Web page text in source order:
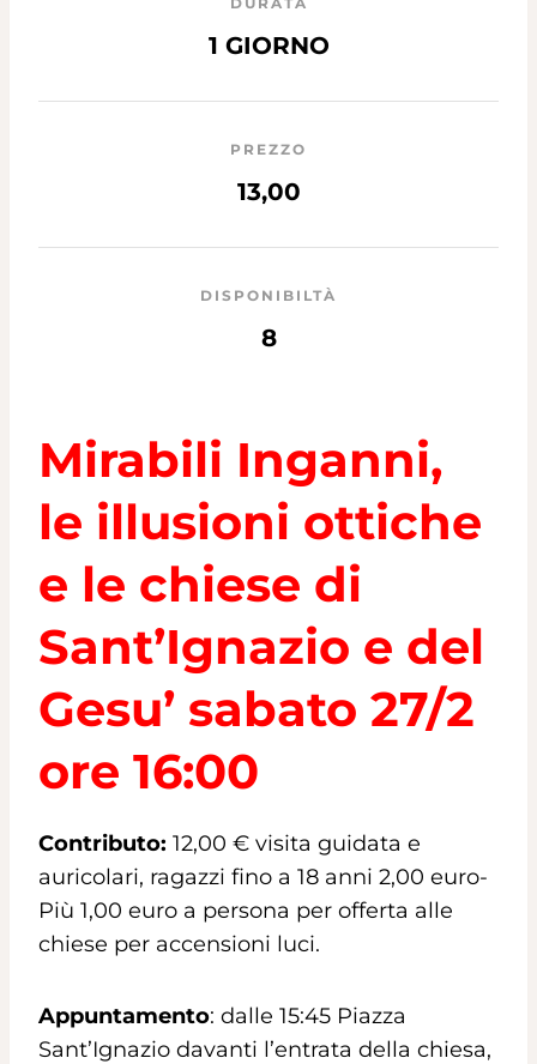
1 GIORNO
PREZZO
13,00
DISPONIBILTÀ
8
Mirabili Inganni,
le illusioni ottiche
e le chiese di
Sant’Ignazio e del
Gesu’ sabato 27/2
ore 16:00
Contributo: 12,00 € visita guidata e
auricolari, ragazzi fino a 18 anni 2,00 euro-
Più 1,00 euro a persona per offerta alle
chiese per accensioni luci.
Appuntamento: dalle 15:45 Piazza
Sant’Ignazio davanti l’entrata della chiesa,